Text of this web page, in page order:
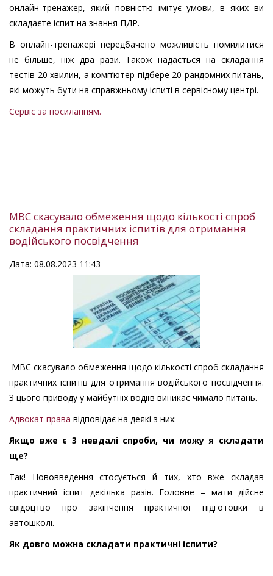
онлайн-тренажер, який повністю імітує умови, в яких ви
складаєте іспит на знання ПДР.
В онлайн-тренажері передбачено можливість помилитися
не більше, ніж два рази. Також надається на складання
тестів 20 хвилин, а комп’ютер підбере 20 рандомних питань,
які можуть бути на справжньому іспиті в сервісному центрі.
Сервіс за посиланням.
МВС скасувало обмеження щодо кількості спроб
складання практичних іспитів для отримання
водійського посвідчення
Дата: 08.08.2023 11:43
МВС скасувало обмеження щодо кількості спроб складання
практичних іспитів для отримання водійського посвідчення.
З цього приводу у майбутніх водіїв виникає чимало питань.
Адвокат права відповідає на деякі з них:
Якщо вже є 3 невдалі спроби, чи можу я складати
ще?
Так! Нововведення стосується й тих, хто вже складав
практичний іспит декілька разів. Головне – мати дійсне
свідоцтво про закінчення практичної підготовки в
автошколі.
Як довго можна складати практичні іспити?